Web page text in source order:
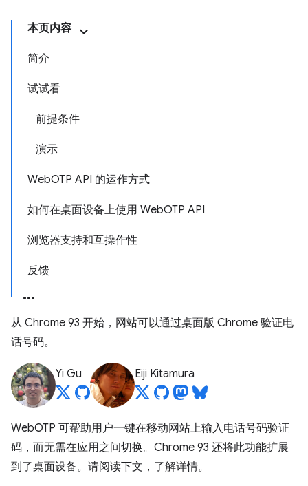
本页内容
简介
试试看
前提条件
演示
WebOTP API 的运作方式
如何在桌面设备上使用 WebOTP API
浏览器支持和互操作性
反馈
从 Chrome 93 开始，网站可以通过桌面版 Chrome 验证电
话号码。
Yi Gu Eiji Kitamura
WebOTP 可帮助用户一键在移动网站上输入电话号码验证
码，而无需在应用之间切换。Chrome 93 还将此功能扩展
到了桌面设备。请阅读下文，了解详情。